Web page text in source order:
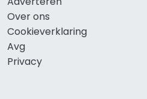
Over ons
Cookieverklaring
Avg
Privacy